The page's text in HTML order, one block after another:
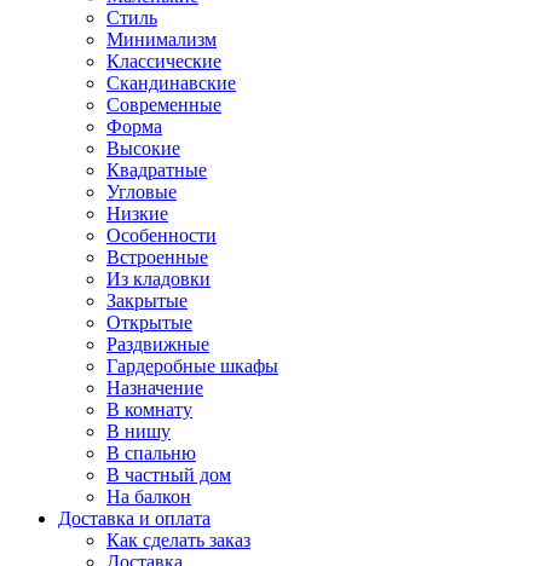
Стиль
Минимализм
Классические
Скандинавские
Современные
Форма
Высокие
Квадратные
Угловые
Низкие
Особенности
Встроенные
Из кладовки
Закрытые
Открытые
Раздвижные
Гардеробные шкафы
Назначение
В комнату
В нишу
В спальню
В частный дом
На балкон
Доставка и оплата
Как сделать заказ
Доставка